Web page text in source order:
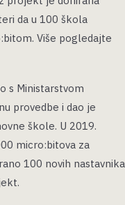
da u 100 škola
Više pogledajte
s Ministarstvom
provedbe i dao je
škole. U 2019.
micro:bitova za
100 novih nastavnika